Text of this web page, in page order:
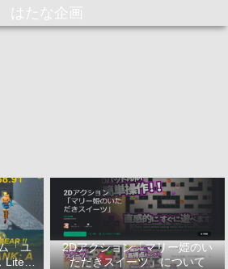
はたな企画
「ユ
Lite」
2Dアクション「マリー姫のい
ただきスイーツ」について